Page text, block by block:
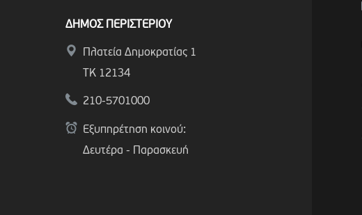
ΔΗΜΟΣ ΠΕΡΙΣΤΕΡΙΟΥ
Πλατεία Δημοκρατίας 1
ΤΚ 12134
210-5701000
Εξυπηρέτηση κοινού:
Δευτέρα - Παρασκευή